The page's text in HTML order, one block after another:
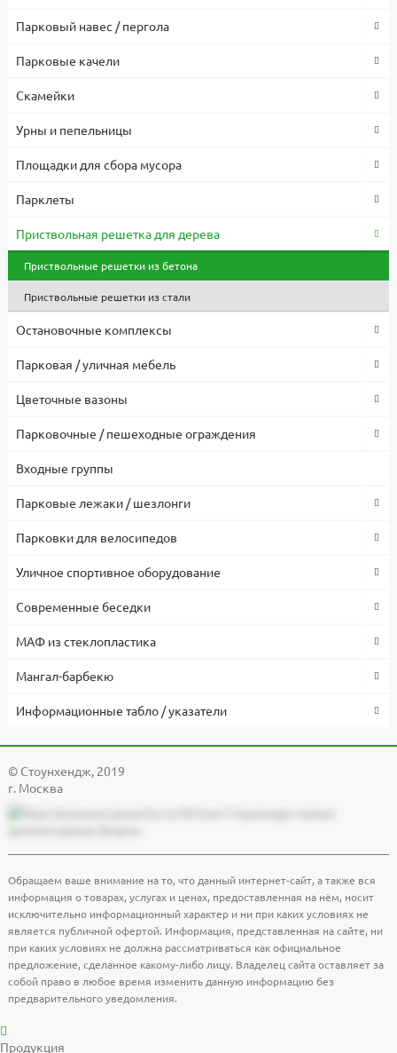
Парковый навес / пергола
Парковые качели
Скамейки
Урны и пепельницы
Площадки для сбора мусора
Парклеты
Приствольная решетка для дерева
Приствольные решетки из бетона
Приствольные решетки из стали
Остановочные комплексы
Парковая / уличная мебель
Цветочные вазоны
Парковочные / пешеходные ограждения
Входные группы
Парковые лежаки / шезлонги
Парковки для велосипедов
Уличное спортивное оборудование
Современные беседки
МАФ из стеклопластика
Мангал-барбекю
Информационные табло / указатели
© Cтоунхендж, 2019
г. Москва
Обращаем ваше внимание на то, что данный интернет-сайт, а также вся
информация о товарах, услугах и ценах, предоставленная на нём, носит
исключительно информационный характер и ни при каких условиях не
является публичной офертой. Информация, представленная на сайте, ни
при каких условиях не должна рассматриваться как официальное
предложение, сделанное какому-либо лицу. Владелец сайта оставляет за
собой право в любое время изменить данную информацию без
предварительного уведомления.
Продукция